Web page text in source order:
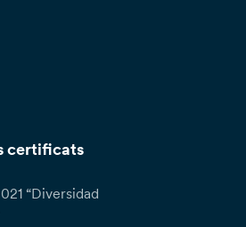
certificats
“Diversidad